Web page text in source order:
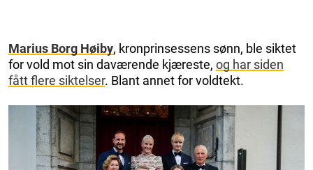
Marius Borg Høiby, kronprinsessens sønn, ble siktet
for vold mot sin daværende kjæreste, og har siden
fått flere siktelser. Blant annet for voldtekt.